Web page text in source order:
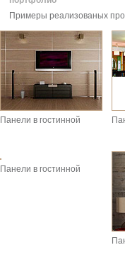
Примеры реализованых
Панели в гостинной
Панели в гостинной